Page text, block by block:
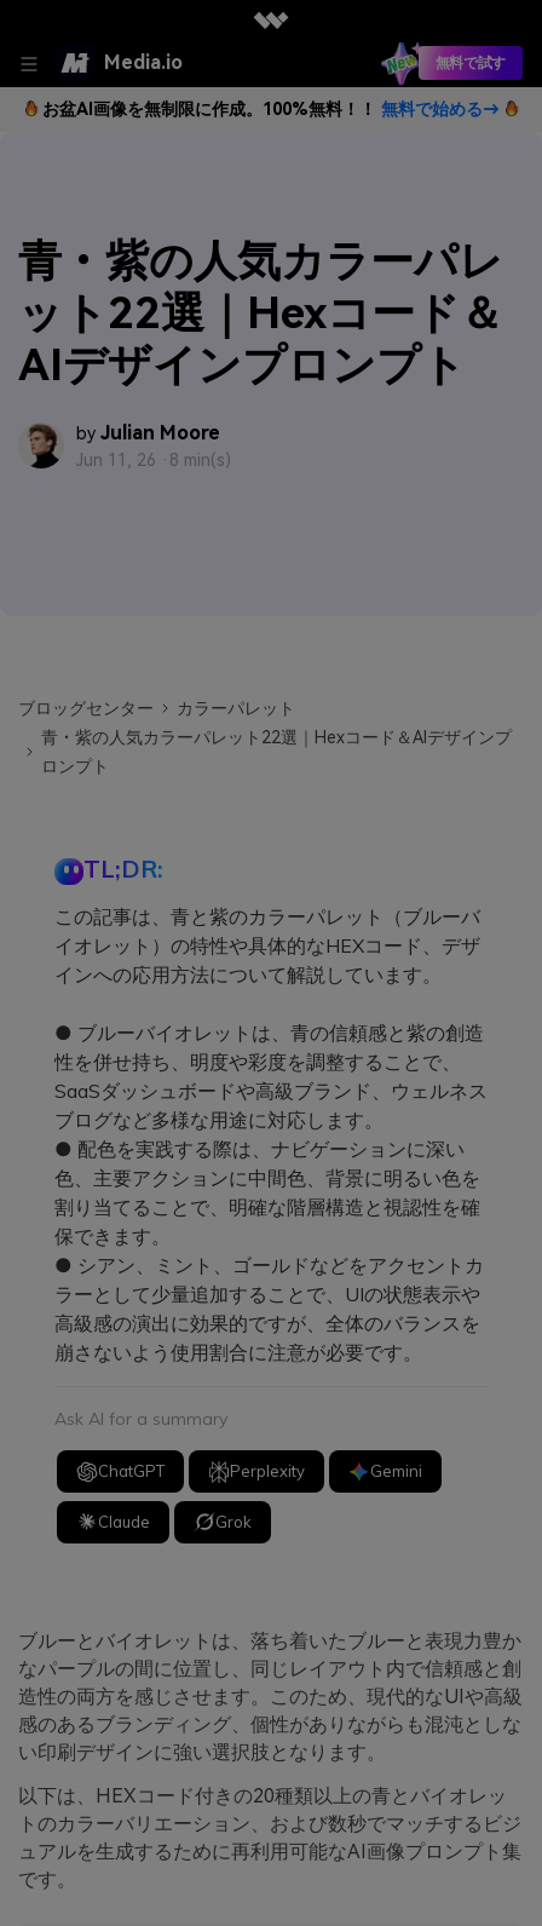
Media.io 無料で試す
お盆AI画像を無制限に作成。100%無料！！ 無料で始める→
青・紫の人気カラーパレ
ット22選｜Hexコード＆
AIデザインプロンプト
by Julian Moore
Jun 11, 26 · 8 min(s)
ブロッグセンター
カラーパレット
青・紫の人気カラーパレット22選｜Hexコード＆AIデザインプ
ロンプト
TL;DR:
この記事は、青と紫のカラーパレット（ブルーバ
イオレット）の特性や具体的なHEXコード、デザ
インへの応用方法について解説しています。
● ブルーバイオレットは、青の信頼感と紫の創造
性を併せ持ち、明度や彩度を調整することで、
SaaSダッシュボードや高級ブランド、ウェルネス
ブログなど多様な用途に対応します。
● 配色を実践する際は、ナビゲーションに深い
色、主要アクションに中間色、背景に明るい色を
割り当てることで、明確な階層構造と視認性を確
保できます。
● シアン、ミント、ゴールドなどをアクセントカ
ラーとして少量追加することで、UIの状態表示や
高級感の演出に効果的ですが、全体のバランスを
崩さないよう使用割合に注意が必要です。
Ask AI for a summary
ChatGPT Perplexity Gemini
Claude Grok
ブルーとバイオレットは、落ち着いたブルーと表現力豊か
なパープルの間に位置し、同じレイアウト内で信頼感と創
造性の両方を感じさせます。このため、現代的なUIや高級
感のあるブランディング、個性がありながらも混沌としな
い印刷デザインに強い選択肢となります。
以下は、HEXコード付きの20種類以上の青とバイオレッ
トのカラーバリエーション、および数秒でマッチするビジ
ュアルを生成するために再利用可能なAI画像プロンプト集
です。